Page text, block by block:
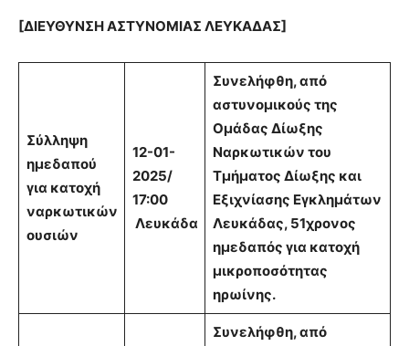
[ΔΙΕΥΘΥΝΣΗ ΑΣΤΥΝΟΜΙΑΣ ΛΕΥΚΑΔΑΣ]
Σύλληψη
ημεδαπού
για κατοχή
ναρκωτικών
ουσιών
12-01-
2025/
17:00
Λευκάδα
Συνελήφθη, από
αστυνομικούς της
Ομάδας Δίωξης
Ναρκωτικών του
Τμήματος Δίωξης και
Εξιχνίασης Εγκλημάτων
Λευκάδας, 51χρονος
ημεδαπός για κατοχή
μικροποσότητας
ηρωίνης.
Συνελήφθη, από